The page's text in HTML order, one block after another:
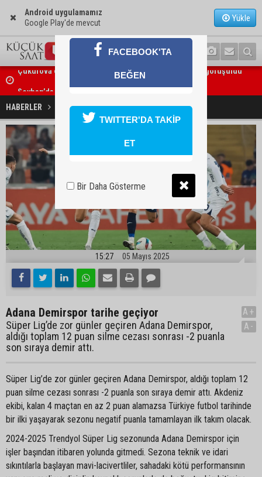
Android uygulamamız
Google Play'de mevcut
Yükle
Seyhan’da gıda işletmelerine sıkı denetim
HABERLER SPOR Adana Demirspor tarihe geçiyor
15:27 05 Mayıs 2025
Adana Demirspor tarihe geçiyor
Süper Lig’de zor günler geçiren Adana Demirspor,
aldığı toplam 12 puan silme cezası sonrası -2 puanla
son sıraya demir attı.
A+
A-
Süper Lig’de zor günler geçiren Adana Demirspor, aldığı toplam 12
puan silme cezası sonrası -2 puanla son sıraya demir attı. Akdeniz
ekibi, kalan 4 maçtan en az 2 puan alamazsa Türkiye futbol tarihinde
bir ilki yaşayarak sezonu negatif puanla tamamlayan ilk takım olacak.
2024-2025 Trendyol Süper Lig sezonunda Adana Demirspor için
işler başından itibaren yolunda gitmedi. Sezona teknik ve idari
sıkıntılarla başlayan mavi-lacivertliler, sahadaki kötü performansının
FACEBOOK'TA
BEĞEN
TWITTER'DA TAKİP
ET
Bir Daha Gösterme